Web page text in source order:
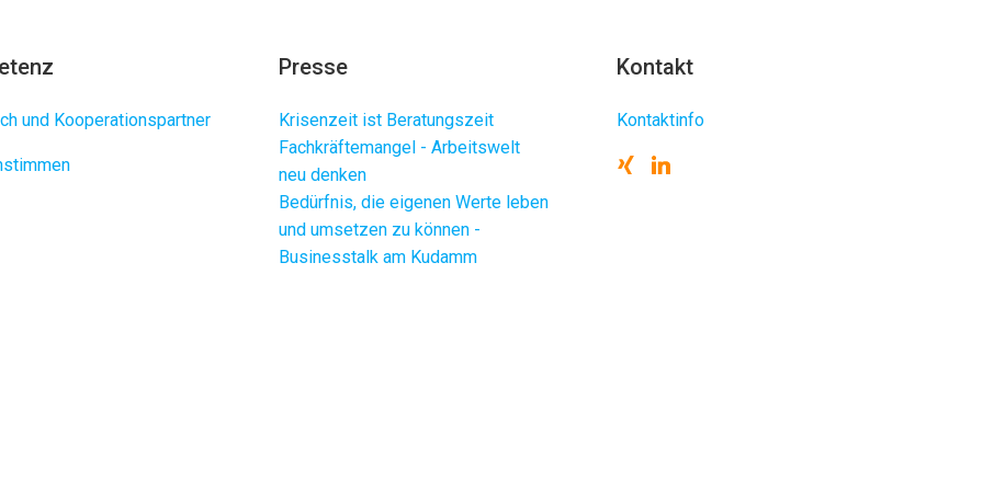
und Kooperationspartner
Presse
Krisenzeit ist Beratungszeit
Fachkräftemangel - Arbeitswelt
neu denken
Bedürfnis, die eigenen Werte leben
und umsetzen zu können -
Businesstalk am Kudamm
Kontakt
Kontaktinfo